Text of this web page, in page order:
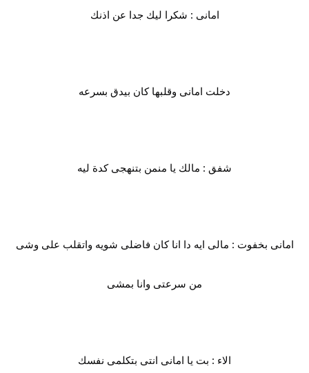
امانى : شكرا ليك جدا عن اذنك
دخلت امانى وقلبها كان بيدق بسرعه
شفق : مالك يا منمن بتنهجى كدة ليه
امانى بخفوت : مالى ايه دا انا كان فاضلى شويه واتقلب على وشى
من سرعتى وانا بمشى
الاء : بت يا امانى انتى بتكلمى نفسك